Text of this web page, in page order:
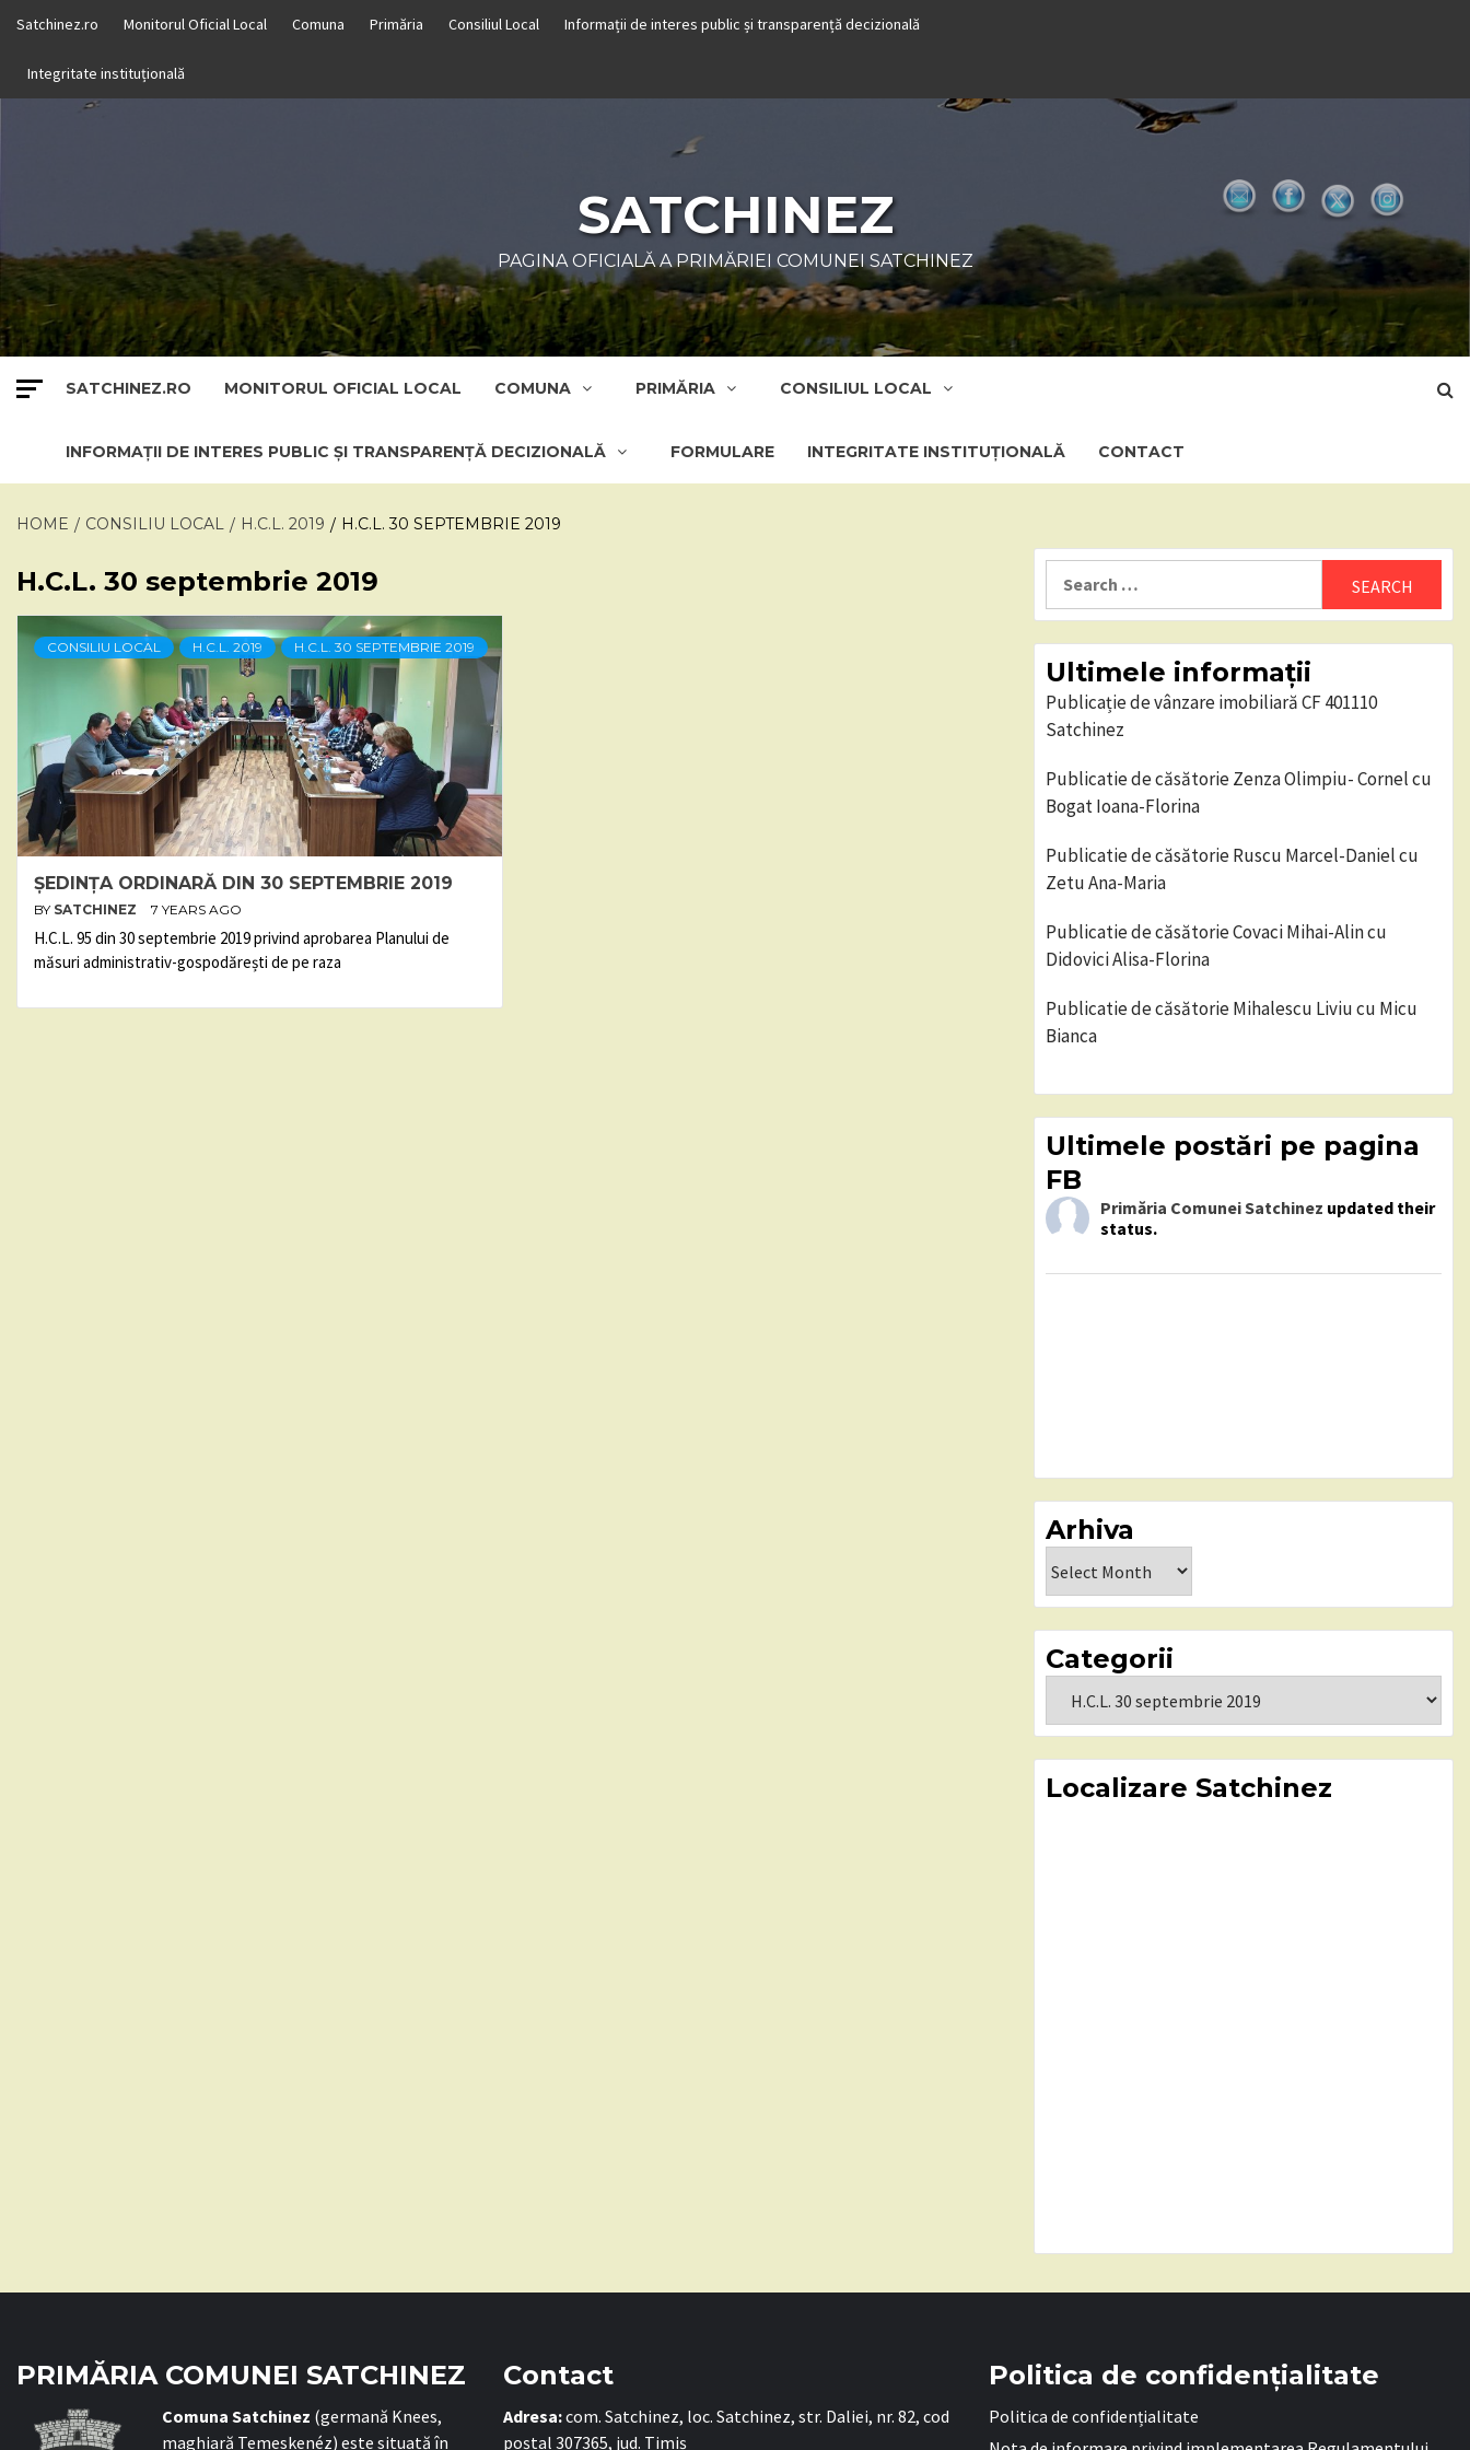
content
Satchinez.ro Monitorul Oficial Local Comuna Primăria Consiliul Local Informații de interes public și transparență decizională
Integritate instituțională
SATCHINEZ
PAGINA OFICIALĂ A PRIMĂRIEI COMUNEI SATCHINEZ
SATCHINEZ.RO MONITORUL OFICIAL LOCAL COMUNA PRIMĂRIA CONSILIUL LOCAL
INFORMAȚII DE INTERES PUBLIC ȘI TRANSPARENȚĂ DECIZIONALĂ FORMULARE INTEGRITATE INSTITUȚIONALĂ CONTACT
HOME CONSILIU LOCAL H.C.L. 2019 H.C.L. 30 SEPTEMBRIE 2019
H.C.L. 30 septembrie 2019
CONSILIU LOCAL H.C.L. 2019 H.C.L. 30 SEPTEMBRIE 2019
ȘEDINȚA ORDINARĂ DIN 30 SEPTEMBRIE 2019
BY SATCHINEZ 7 YEARS AGO
H.C.L. 95 din 30 septembrie 2019 privind aprobarea Planului de
măsuri administrativ-gospodărești de pe raza
Ultimele informații
Publicație de vânzare imobiliară CF 401110
Satchinez
Publicatie de căsătorie Zenza Olimpiu- Cornel cu
Bogat Ioana-Florina
Publicatie de căsătorie Ruscu Marcel-Daniel cu
Zetu Ana-Maria
Publicatie de căsătorie Covaci Mihai-Alin cu
Didovici Alisa-Florina
Publicatie de căsătorie Mihalescu Liviu cu Micu
Bianca
Ultimele postări pe pagina
FB
Primăria Comunei Satchinez updated their
status.
Arhiva
Categorii
Localizare Satchinez
PRIMĂRIA COMUNEI SATCHINEZ
Comuna Satchinez (germană Knees,
maghiară Temeskenéz) este situată în
Contact
Adresa:com. Satchinez, loc. Satchinez, str. Daliei, nr. 82, cod
poștal 307365, jud. Timiș
Politica de confidențialitate
Politica de confidențialitate